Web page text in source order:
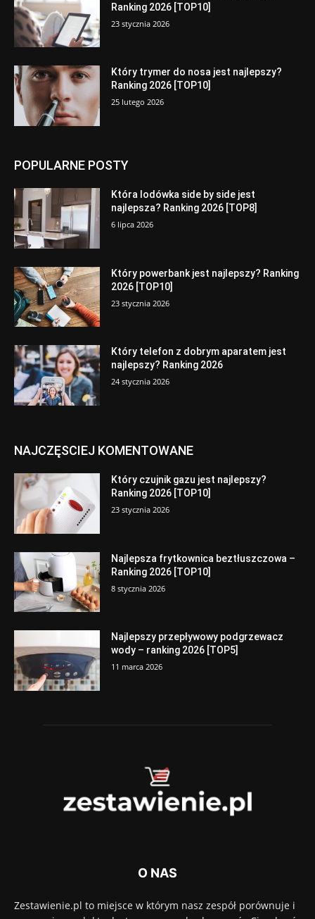
Ranking 2026 [TOP10]
23 stycznia 2026
Który trymer do nosa jest najlepszy?
Ranking 2026 [TOP10]
25 lutego 2026
POPULARNE POSTY
Która lodówka side by side jest
najlepsza? Ranking 2026 [TOP8]
6 lipca 2026
Który powerbank jest najlepszy? Ranking
2026 [TOP10]
23 stycznia 2026
Który telefon z dobrym aparatem jest
najlepszy? Ranking 2026
24 stycznia 2026
NAJCZĘSCIEJ KOMENTOWANE
Który czujnik gazu jest najlepszy?
Ranking 2026 [TOP10]
23 stycznia 2026
Najlepsza frytkownica beztłuszczowa –
Ranking 2026 [TOP10]
8 stycznia 2026
Najlepszy przepływowy podgrzewacz
wody – ranking 2026 [TOP5]
11 marca 2026
O NAS
Zestawienie.pl to miejsce w którym nasz zespół porównuje i